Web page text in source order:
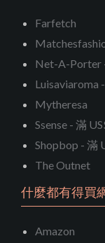
Farfetch
Net-A-Porter
Luisaviaroma
Mytheresa
Ssense - 滿
Shopbop - 滿
The Outnet
什麼都有得買
Amazon